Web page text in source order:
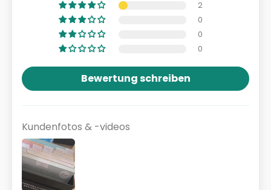
2
0
0
0
Bewertung schreiben
Kundenfotos & -videos